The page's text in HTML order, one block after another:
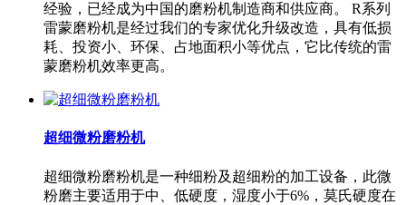
经验，已经成为中国的磨粉机制造商和供应商。 R系列
雷蒙磨粉机是经过我们的专家优化升级改造，具有低损
耗、投资小、环保、占地面积小等优点，它比传统的雷
蒙磨粉机效率更高。
超细微粉磨粉机
超细微粉磨粉机是一种细粉及超细粉的加工设备，此微
粉磨主要适用于中、低硬度，湿度小于6%，莫氏硬度在